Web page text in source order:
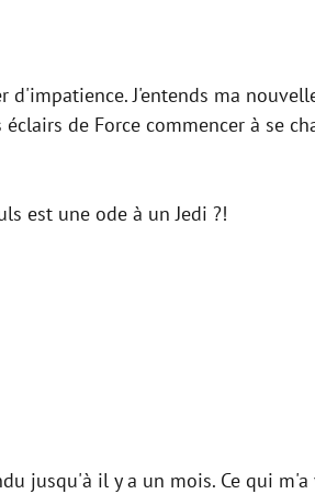
J'entends ma
de Force commencer à se
est une ode à un Jedi ?!
jusqu'à il y a un mois. Ce qui